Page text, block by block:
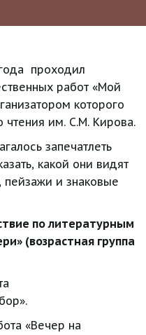
проходил
работ «Мой
которого
чтения им. С.М. Кирова.
запечатлеть
какой они видят
пейзажи и знаковые
по литературным
(возрастная группа
«Вечер на